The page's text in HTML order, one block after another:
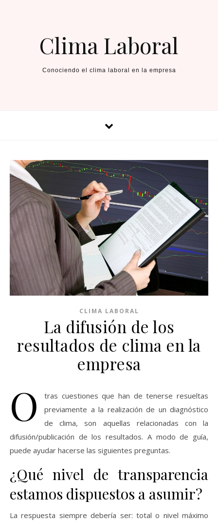
Clima Laboral
Conociendo el clima laboral en la empresa
CLIMA LABORAL
La difusión de los
resultados de clima en la
empresa
O
tras cuestiones que han de tenerse resueltas
previamente a la realización de un diagnóstico
de clima, son aquellas relacionadas con la
difusión/publicación de los resultados. A modo de guía,
puede ayudar hacerse las siguientes preguntas.
¿Qué nivel de transparencia
estamos dispuestos a asumir?
La respuesta siempre debería ser: total o nivel máximo